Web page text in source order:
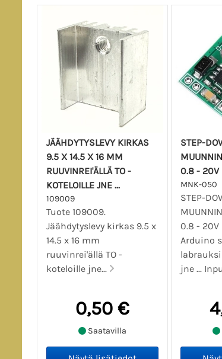
JÄÄHDYTYSLEVY KIRKAS
9.5 X 14.5 X 16 MM
RUUVINREI'ÄLLÄ TO -
KOTELOILLE JNE ...
109009
Tuote 109009.
Jäähdytyslevy kirkas 9.5 x
14.5 x 16 mm
ruuvinrei'ällä TO -
koteloille jne...
0,50 €
Saatavilla
STEP-
0.8 - 20V
MNK-050
STEP-
0.8 - 20V
Arduino
jne ...